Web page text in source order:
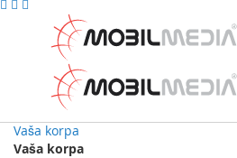
Vaša korpa
Vaša korpa